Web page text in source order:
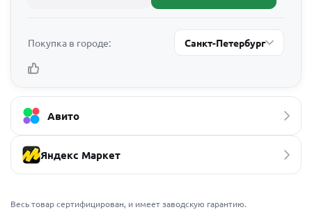
Покупка в городе: Санкт-Петербург
Авито
Яндекс Маркет
Весь товар сертифицирован, и имеет заводскую гарантию.